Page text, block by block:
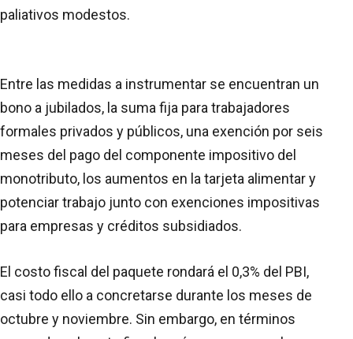
paliativos modestos.
Entre las medidas a instrumentar se encuentran un
bono a jubilados, la suma fija para trabajadores
formales privados y públicos, una exención por seis
meses del pago del componente impositivo del
monotributo, los aumentos en la tarjeta alimentar y
potenciar trabajo junto con exenciones impositivas
para empresas y créditos subsidiados.
El costo fiscal del paquete rondará el 0,3% del PBI,
casi todo ello a concretarse durante los meses de
octubre y noviembre. Sin embargo, en términos